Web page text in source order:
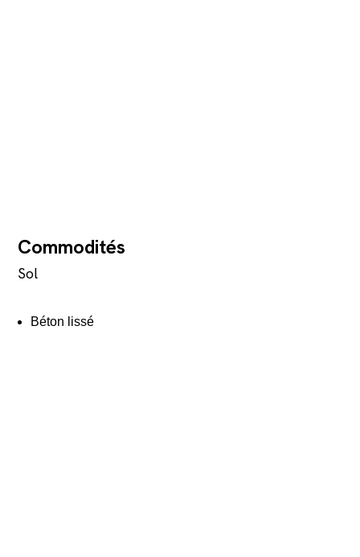
Commodités
Sol
Béton lissé